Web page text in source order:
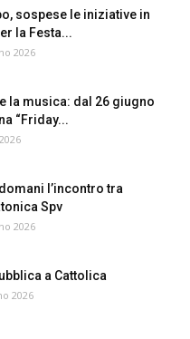
sospese le iniziative in
la Festa...
2026
la musica: dal 26 giugno
“Friday...
l’incontro tra
Spv
2026
a Cattolica
2026